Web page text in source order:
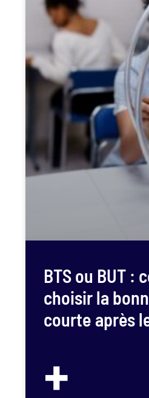
BTS ou BUT :
choisir la
courte après
+